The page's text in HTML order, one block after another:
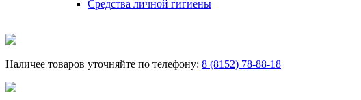
Средства личной гигиены
Наличее товаров уточняйте по телефону: 8 (8152) 78-88-18